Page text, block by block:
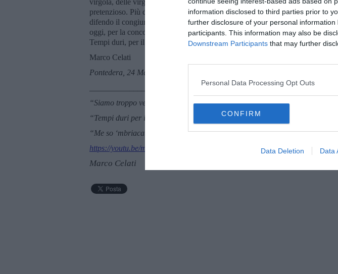
information disclosed to third parties prior to
further disclosure of your personal
participants. This information may also be
Downstream Participants that may further
Personal Data Processing Opt Outs
CONFIRM
Data Deletion Data
pretenzioso. Più dell’interrogativo che ha la grazia del dubbio, che
difendo il congiuntivo, che non sempre uso. Soprattutto il condizionale che
oggi, per la concordanza dei tempi così poco concordanti.Dissipatio,
Tempi duri, per il cinghiale classico.
Marco Celati
Pontedera, 24 Maggio 2026
“Siamo troppo vecchi per crescere”, citazione dal film“Le città di pianura”
“Tempi duri per il cinghiale classico”, o “cignale”, citazione dal glossario
“Me so ‘mbriacato” di Alessandro Mannarino, dalla raccolta “Bar della
https://youtu.be/moLwYtu31ZQ?is=m9R8KVFpHeg3pkUS
Marco Celati